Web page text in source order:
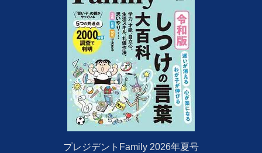
プレジデントFamily 2026年夏号